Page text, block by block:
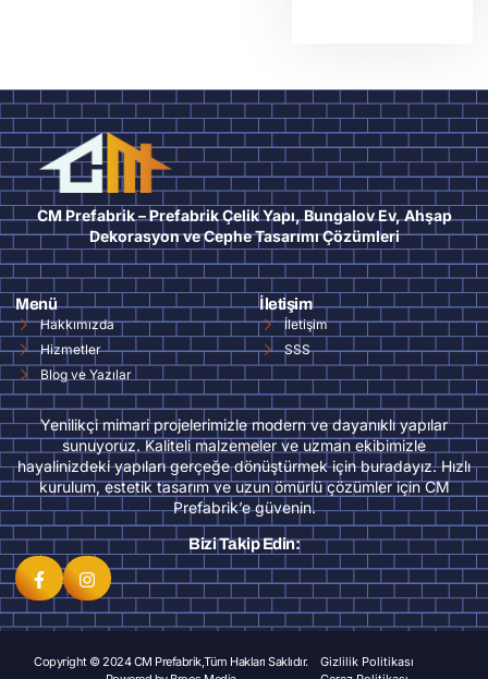
CM Prefabrik – Prefabrik Çelik Yapı, Bungalov Ev, Ahşap
Dekorasyon ve Cephe Tasarımı Çözümleri
Menü
Hakkımızda
Hizmetler
Blog ve Yazılar
İletişim
İletişim
SSS
Yenilikçi mimari projelerimizle modern ve dayanıklı yapılar
sunuyoruz. Kaliteli malzemeler ve uzman ekibimizle
hayalinizdeki yapıları gerçeğe dönüştürmek için buradayız. Hızlı
kurulum, estetik tasarım ve uzun ömürlü çözümler için CM
Prefabrik’e güvenin.
Bizi Takip Edin:
Copyright © 2024 CM Prefabrik,Tüm Hakları Saklıdır.
Gizlilik Politikası